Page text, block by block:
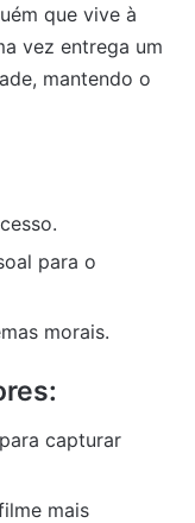
que vive à
vez entrega um
mantendo o
para o
morais.
capturar
mais